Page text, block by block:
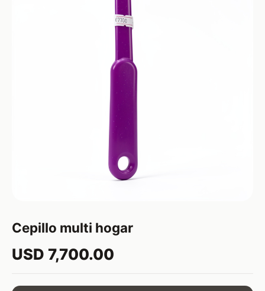
Cepillo multi hogar
USD 7,700.00